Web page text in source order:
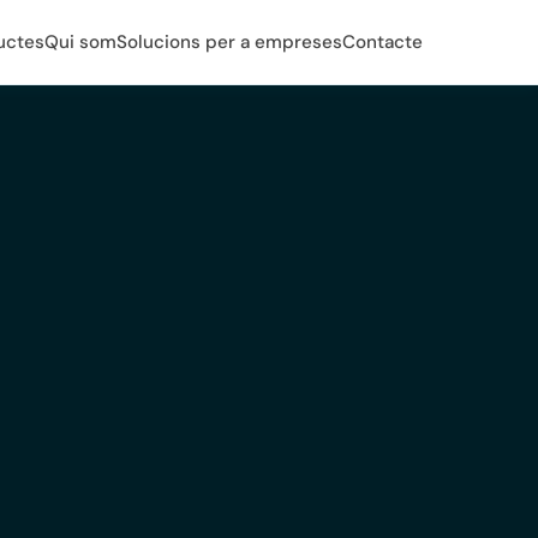
Qui somSolucions per a empresesContacte